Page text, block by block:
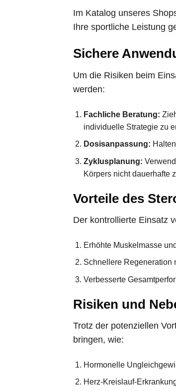
Im Katalog unseres
Ihre sportliche Leistung
Sichere
Um die Risiken beim
werden:
Fachliche Beratung:
individuelle Strategie zu
Dosisanpassung:
Zyklusplanung:
Körpers nicht dauerhafte
Vorteile des
Der kontrollierte Einsatz
Erhöhte Muskelmasse
Schnellere Regeneration
Verbesserte
Risiken und
Trotz der potenziellen
bringen, wie:
Hormonelle
Herz-Kreislauf-